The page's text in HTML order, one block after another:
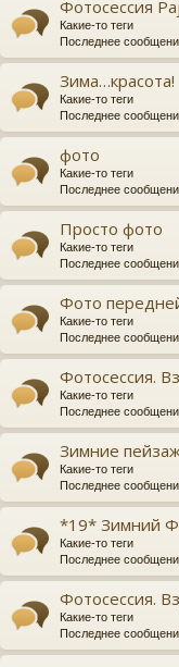
Фотосессия
Какие-то теги
Последнее
Зима…красота!
Какие-то теги
Последнее
фото
Какие-то теги
Последнее
Просто фото
Какие-то теги
Последнее
Фото
Какие-то теги
Последнее
Фотосессия.
Какие-то теги
Последнее
Зимние
Какие-то теги
Последнее
*19* Зимний
Какие-то теги
Последнее
Фотосессия.
Какие-то теги
Последнее